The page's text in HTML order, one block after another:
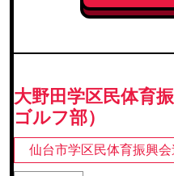
大野田学区民体育
ゴルフ部）
仙台市学区民体育振興会